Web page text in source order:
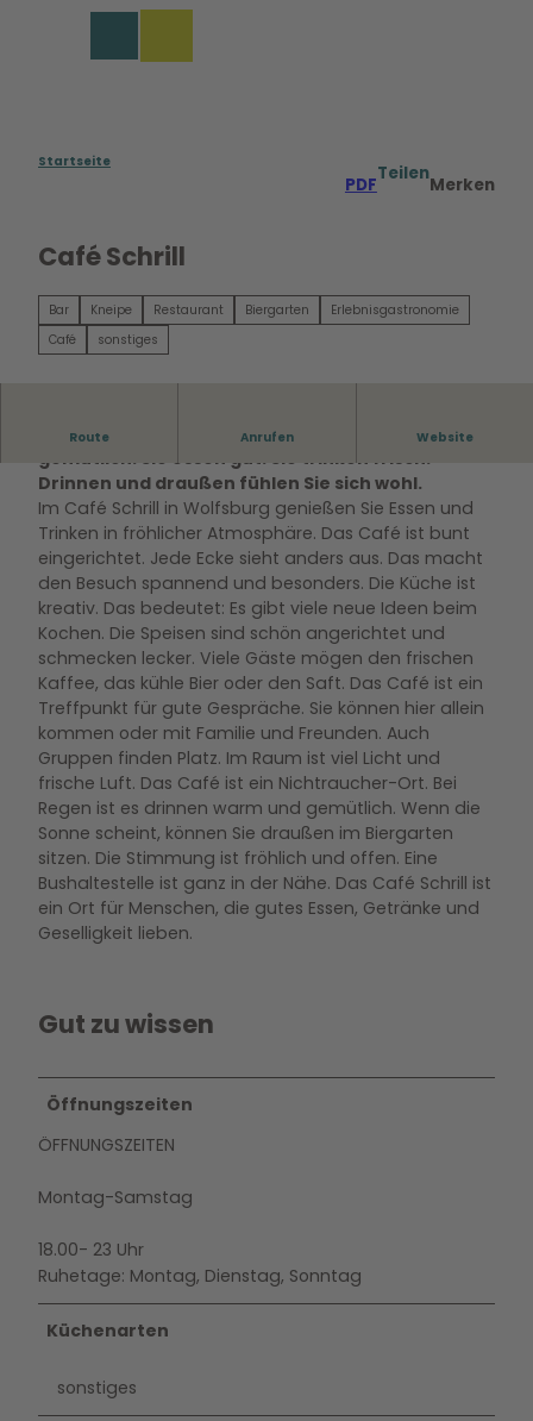
Startseite
PDF
Teilen
Merken
Café Schrill
Bar Kneipe Restaurant Biergarten
Erlebnisgastronomie
Café
sonstiges
Route Anrufen Website
Das Café Schrill in Wolfsburg ist bunt und
gemütlich. Sie essen gut. Sie trinken frisch.
Drinnen und draußen fühlen Sie sich wohl.
Im Café Schrill in Wolfsburg genießen Sie Essen und
Trinken in fröhlicher Atmosphäre. Das Café ist bunt
eingerichtet. Jede Ecke sieht anders aus. Das macht
den Besuch spannend und besonders. Die Küche ist
kreativ. Das bedeutet: Es gibt viele neue Ideen beim
Kochen. Die Speisen sind schön angerichtet und
schmecken lecker. Viele Gäste mögen den frischen
Kaffee, das kühle Bier oder den Saft. Das Café ist ein
Treffpunkt für gute Gespräche. Sie können hier allein
kommen oder mit Familie und Freunden. Auch
Gruppen finden Platz. Im Raum ist viel Licht und
frische Luft. Das Café ist ein Nichtraucher-Ort. Bei
Regen ist es drinnen warm und gemütlich. Wenn die
Sonne scheint, können Sie draußen im Biergarten
sitzen. Die Stimmung ist fröhlich und offen. Eine
Bushaltestelle ist ganz in der Nähe. Das Café Schrill ist
ein Ort für Menschen, die gutes Essen, Getränke und
Geselligkeit lieben.
Gut zu wissen
Öffnungszeiten
ÖFFNUNGSZEITEN
Montag-Samstag
18.00- 23 Uhr
Ruhetage: Montag, Dienstag, Sonntag
Küchenarten
sonstiges